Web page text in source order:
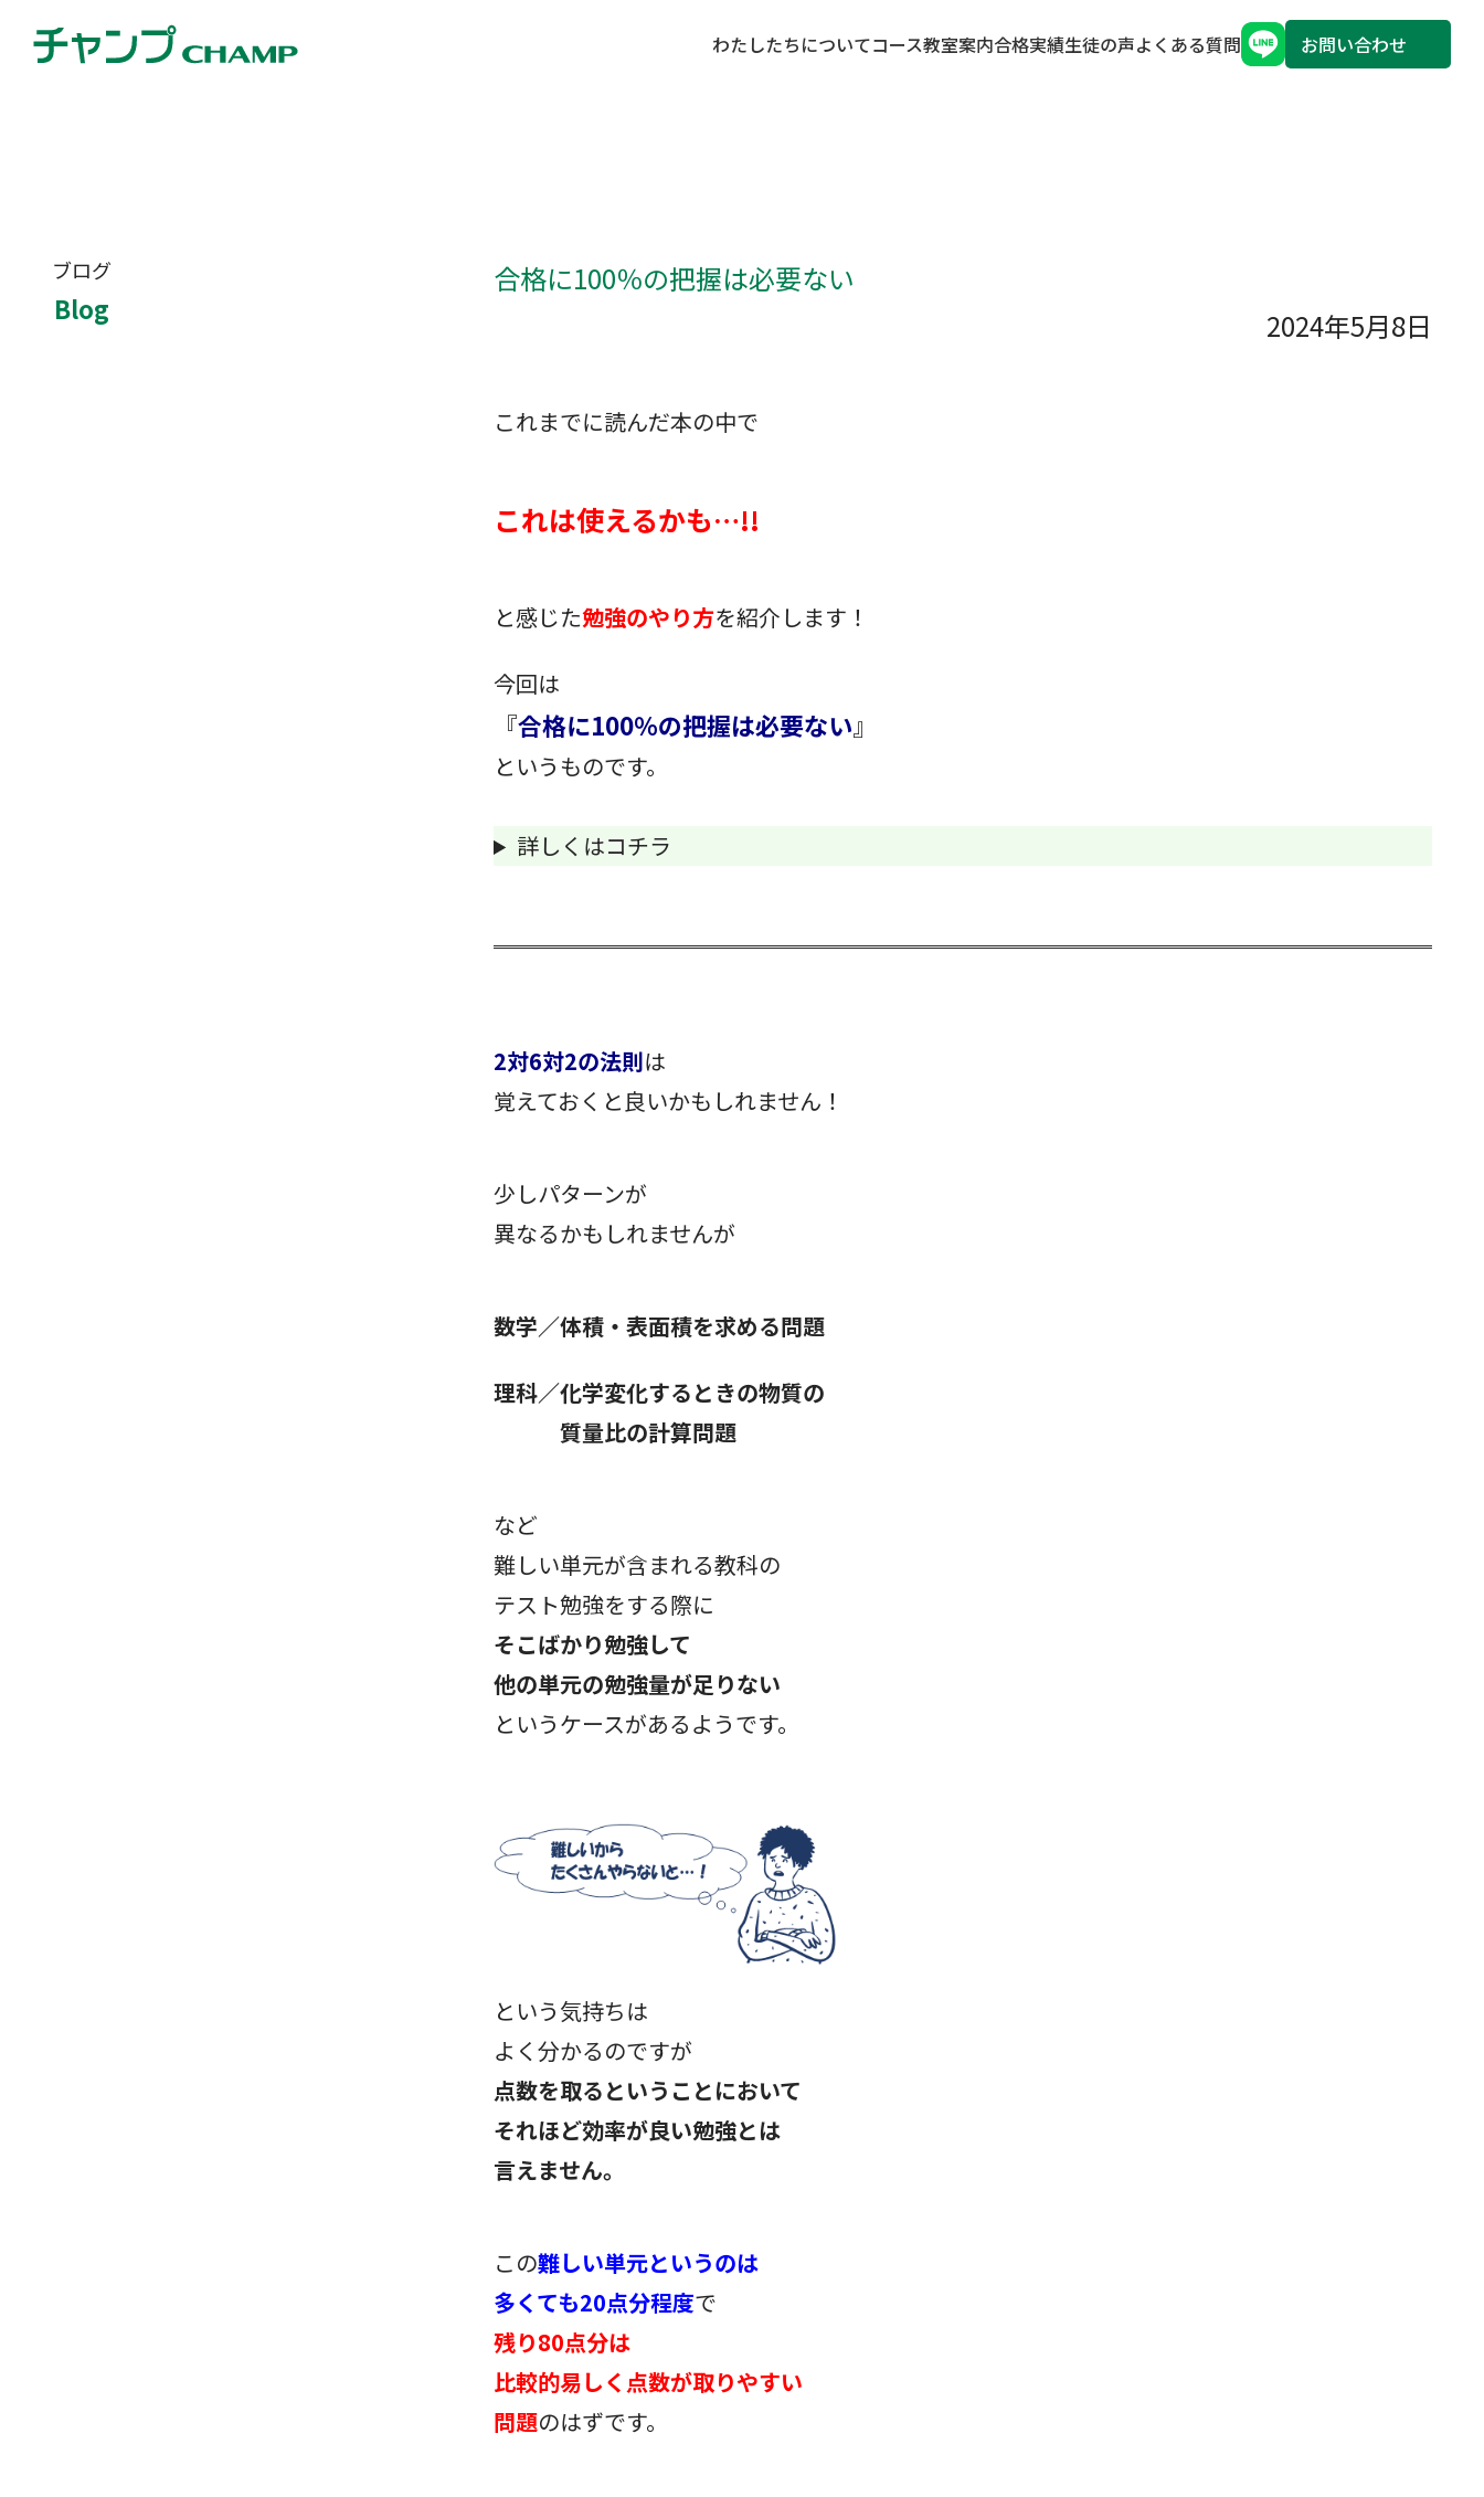
わたしたちについてコース教室案内合格実績生徒の声よくある質問 お問い合わせ
ブログ
Blog
合格に100％の把握は必要ない
2024年5月8日
これまでに読んだ本の中で
これは使えるかも…!!
と感じた勉強のやり方を紹介します！
今回は
『合格に100％の把握は必要ない』
というものです。
詳しくはコチラ
2対6対2の法則は
覚えておくと良いかもしれません！
少しパターンが
異なるかもしれませんが
数学／体積・表面積を求める問題
理科／化学変化するときの物質の
質量比の計算問題
など
難しい単元が含まれる教科の
テスト勉強をする際に
そこばかり勉強して
他の単元の勉強量が足りない
というケースがあるようです。
という気持ちは
よく分かるのですが
点数を取るということにおいて
それほど効率が良い勉強とは
言えません。
この難しい単元というのは
多くても20点分程度で
残り80点分は
比較的易しく点数が取りやすい
問題のはずです。